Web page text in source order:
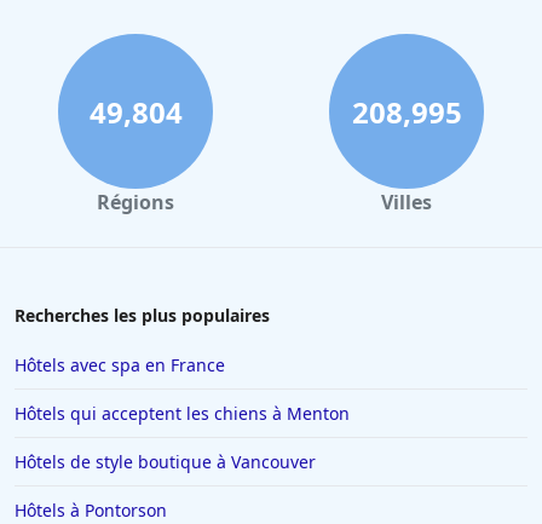
49,804
Régions
208,995
Villes
Recherches les plus populaires
Hôtels avec spa en France
Hôtels qui acceptent les chiens à Menton
Hôtels de style boutique à Vancouver
Hôtels à Pontorson